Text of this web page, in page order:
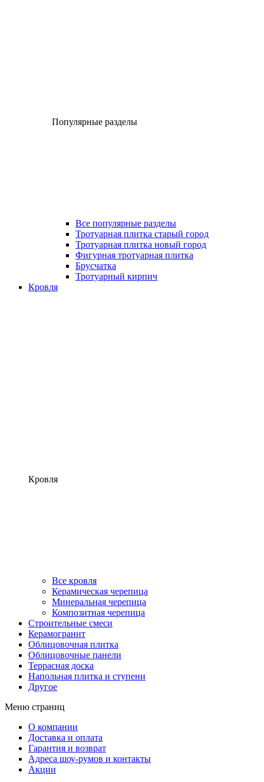
Популярные разделы
Все популярные разделы
Тротуарная плитка старый город
Тротуарная плитка новый город
Фигурная тротуарная плитка
Брусчатка
Тротуарный кирпич
Кровля
Кровля
Все кровля
Керамическая черепица
Минеральная черепица
Композитная черепица
Строительные смеси
Керамогранит
Облицовочная плитка
Облицовочные панели
Террасная доска
Напольная плитка и ступени
Другое
Меню страниц
О компании
Доставка и оплата
Гарантия и возврат
Адреса шоу-румов и контакты
Акции